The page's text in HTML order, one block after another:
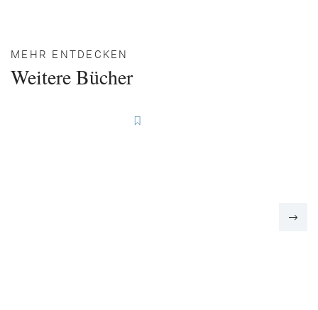
MEHR ENTDECKEN
Weitere Bücher